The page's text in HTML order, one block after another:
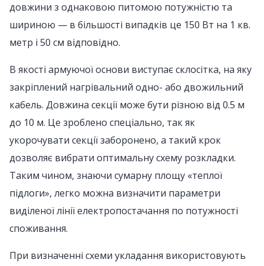
довжини з однаковою питомою потужністю та
шириною — в більшості випадків це 150 Вт на 1 кв.
метр і 50 см відповідно.
В якості армуючої основи виступає склосітка, на яку
закріплений нагрівальний одно- або двожильний
кабель. Довжина секції може бути різною від 0.5 м
до 10 м. Це зроблено спеціально, так як
укорочувати секції заборонено, а такий крок
дозволяє вибрати оптимальну схему розкладки.
Таким чином, знаючи сумарну площу «теплої
підлоги», легко можна визначити параметри
виділеної лінії електропостачання по потужності
споживання.
При визначенні схеми укладання використовують